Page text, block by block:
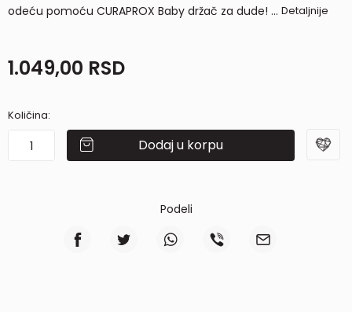
odeću pomoću CURAPROX Baby držač za dude! ... Detaljnije
1.049,00 RSD
Količina:
Dodaj u korpu
Podeli